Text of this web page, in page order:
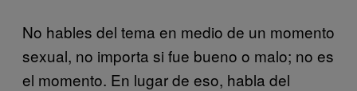
No hables del tema en medio de un momento
sexual, no importa si fue bueno o malo; no es
el momento. En lugar de eso, habla del